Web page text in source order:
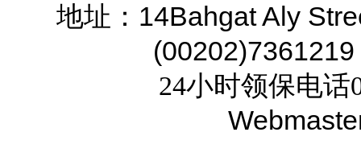
地址： 14Bahgat Aly
(00202)7361219
24小时领保电话